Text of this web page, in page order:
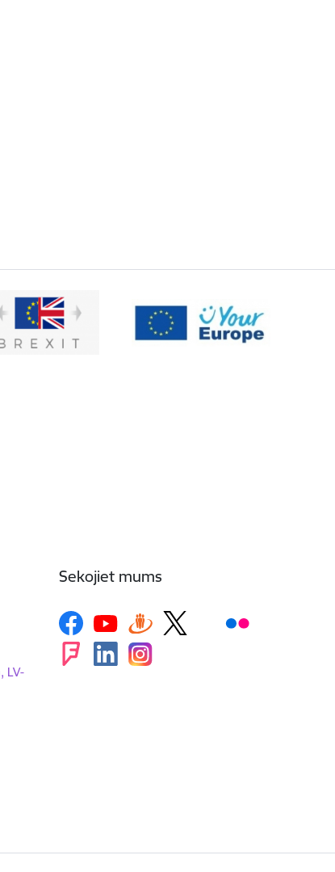
LV-
Sekojiet mums